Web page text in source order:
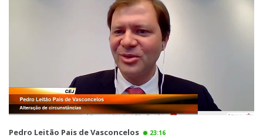
Pedro Leitão Pais de Vasconcelos 23:16